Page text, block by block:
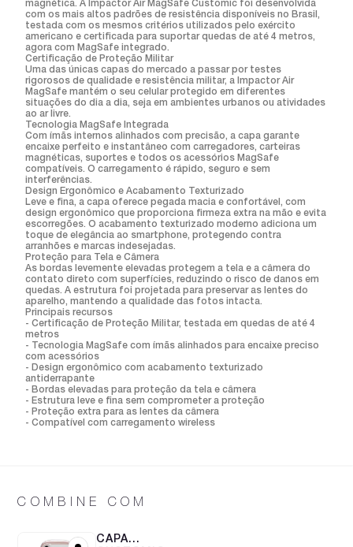
magnética. A Impactor Air MagSafe Customic foi desenvolvida
com os mais altos padrões de resistência disponíveis no Brasil,
testada com os mesmos critérios utilizados pelo exército
americano e certificada para suportar quedas de até 4 metros,
agora com MagSafe integrado.
Certificação de Proteção Militar
Uma das únicas capas do mercado a passar por testes
rigorosos de qualidade e resistência militar, a Impactor Air
MagSafe mantém o seu celular protegido em diferentes
situações do dia a dia, seja em ambientes urbanos ou atividades
ao ar livre.
Tecnologia MagSafe Integrada
Com ímãs internos alinhados com precisão, a capa garante
encaixe perfeito e instantâneo com carregadores, carteiras
magnéticas, suportes e todos os acessórios MagSafe
compatíveis. O carregamento é rápido, seguro e sem
interferências.
Design Ergonômico e Acabamento Texturizado
Leve e fina, a capa oferece pegada macia e confortável, com
design ergonômico que proporciona firmeza extra na mão e evita
escorregões. O acabamento texturizado moderno adiciona um
toque de elegância ao smartphone, protegendo contra
arranhões e marcas indesejadas.
Proteção para Tela e Câmera
As bordas levemente elevadas protegem a tela e a câmera do
contato direto com superfícies, reduzindo o risco de danos em
quedas. A estrutura foi projetada para preservar as lentes do
aparelho, mantendo a qualidade das fotos intacta.
Principais recursos
- Certificação de Proteção Militar, testada em quedas de até 4
metros
- Tecnologia MagSafe com ímãs alinhados para encaixe preciso
com acessórios
- Design ergonômico com acabamento texturizado
antiderrapante
- Bordas elevadas para proteção da tela e câmera
- Estrutura leve e fina sem comprometer a proteção
- Proteção extra para as lentes da câmera
- Compatível com carregamento wireless
COMBINE COM
CAPA